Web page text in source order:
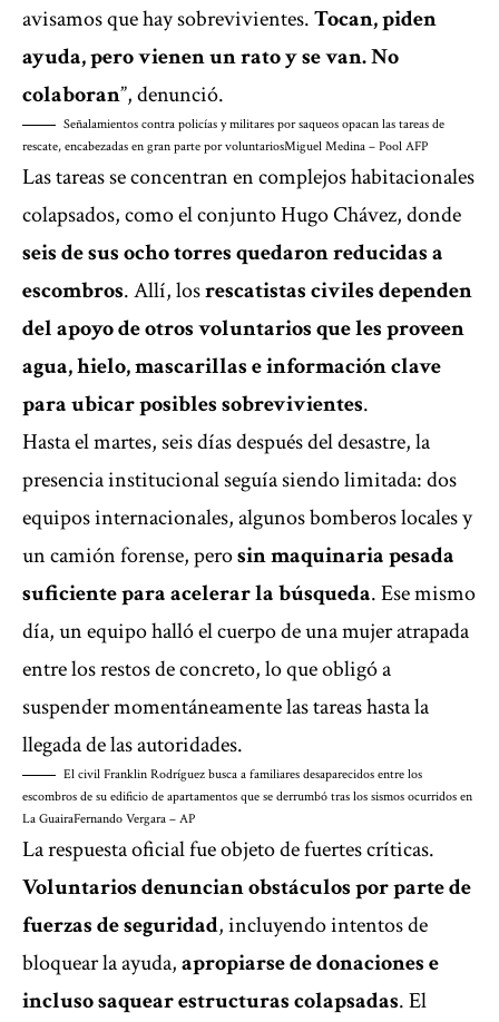
avisamos que hay sobrevivientes.Tocan, piden
ayuda, pero vienen un rato y se van. No
colaboran”, denunció.
Señalamientos contra policías y militares por saqueos opacan las tareas de
rescate, encabezadas en gran parte por voluntariosMiguel Medina – Pool AFP
Las tareas se concentran en complejos habitacionales
colapsados, como el conjunto Hugo Chávez, donde
seis de sus ocho torres quedaron reducidas a
escombros. Allí, losrescatistas civiles dependen
del apoyo de otros voluntarios que les proveen
agua, hielo, mascarillas e información clave
para ubicar posibles sobrevivientes.
Hasta el martes, seis días después del desastre, la
presencia institucional seguía siendo limitada: dos
equipos internacionales, algunos bomberos locales y
un camión forense, perosin maquinaria pesada
suficiente para acelerar la búsqueda. Ese mismo
día, un equipo halló el cuerpo de una mujer atrapada
entre los restos de concreto, lo que obligó a
suspender momentáneamente las tareas hasta la
llegada de las autoridades.
El civil Franklin Rodríguez busca a familiares desaparecidos entre los
escombros de su edificio de apartamentos que se derrumbó tras los sismos ocurridos en
La GuairaFernando Vergara – AP
La respuesta oficial fue objeto de fuertes críticas.
Voluntarios denuncian obstáculos por parte de
fuerzas de seguridad, incluyendo intentos de
bloquear la ayuda,apropiarse de donaciones e
incluso saquear estructuras colapsadas. El